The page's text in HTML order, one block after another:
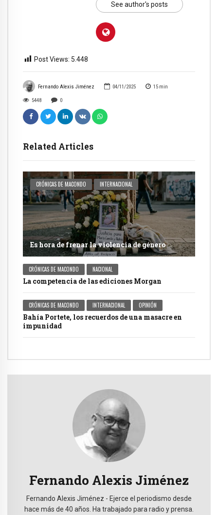
Fernando Alexis Jiménez 04/11/2025 15 min
5448 0
Related Articles
CRÓNICAS DE MACONDO INTERNACIONAL
Es hora de frenar la violencia de género
CRÓNICAS DE MACONDO NACIONAL
La competencia de las ediciones Morgan
CRÓNICAS DE MACONDO INTERNACIONAL OPINIÓN
Bahía Portete, los recuerdos de una masacre en
impunidad
See author's posts
Post Views: 5.448
Fernando Alexis Jiménez
Fernando Alexis Jiménez - Ejerce el periodismo desde
hace más de 40 años. Ha trabajado para radio y prensa.